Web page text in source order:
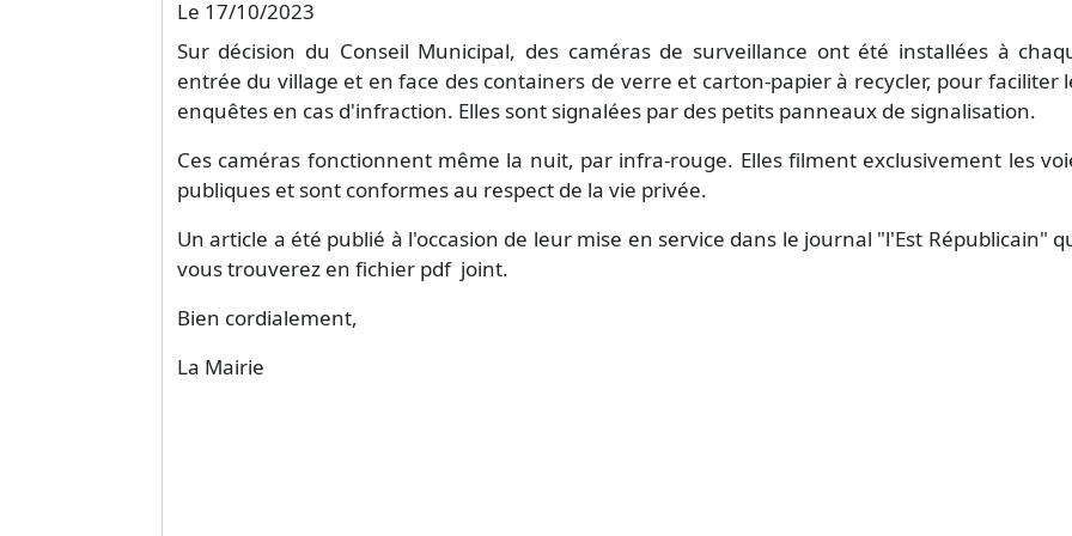
Le 17/10/2023
Sur décision du Conseil Municipal, des caméras de surveillance ont été installées à
entrée du village et en face des containers de verre et carton-papier à recycler, pour faciliter
enquêtes en cas d'infraction. Elles sont signalées par des petits panneaux de signalisation.
Ces caméras fonctionnent même la nuit, par infra-rouge. Elles filment exclusivement les
publiques et sont conformes au respect de la vie privée.
Un article a été publié à l'occasion de leur mise en service dans le journal "l'Est Républicain"
vous trouverez en fichier pdf joint.
Bien cordialement,
La Mairie